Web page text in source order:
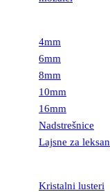
4mm
6mm
8mm
10mm
16mm
Nadstrešnice
Lajsne za leksan
Kristalni lusteri